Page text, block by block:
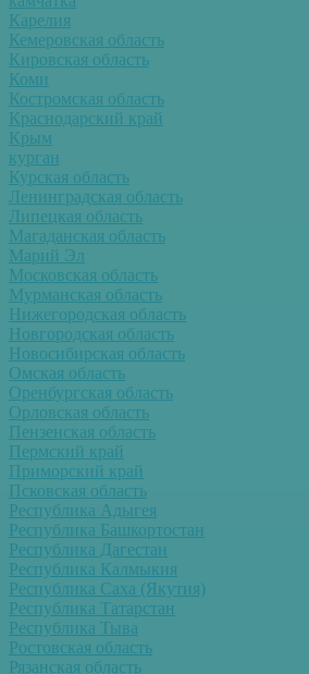
Карелия
Кемеровская область
Кировская область
Коми
Костромская область
Краснодарский край
Крым
курган
Курская область
Ленинградская область
Липецкая область
Магаданская область
Марий Эл
Московская область
Мурманская область
Нижегородская область
Новгородская область
Новосибирская область
Омская область
Оренбургская область
Орловская область
Пензенская область
Пермский край
Приморский край
Псковская область
Республика Адыгея
Республика Башкортостан
Республика Дагестан
Республика Калмыкия
Республика Саха (Якутия)
Республика Татарстан
Республика Тыва
Ростовская область
Рязанская область